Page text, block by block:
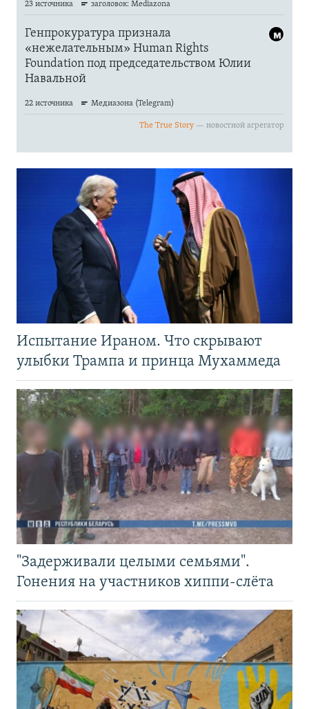
Испытание Ираном. Что скрывают
улыбки Трампа и принца Мухаммеда
"Задерживали целыми семьями".
Гонения на участников хиппи-слёта